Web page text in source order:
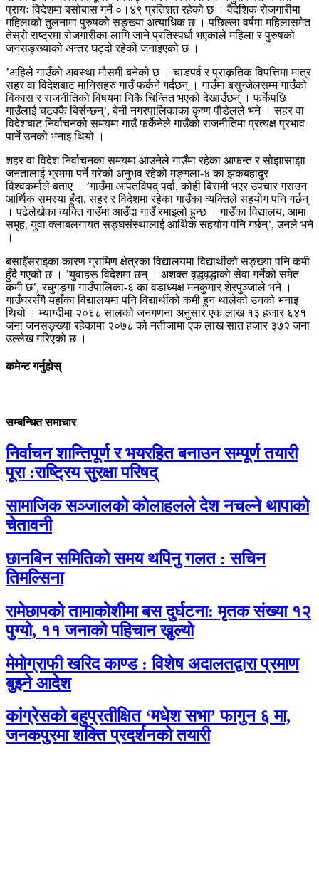
प्रायः विदेशमा बसोबास गर्ने ०।४९ प्रतिशत रहेको छ । वैदेशिक रोजगारीमा
महिलाको तुलनामा पुरुषको सङ्ख्या अत्याधिक छ । पछिल्ला वर्षमा महिलासमेत
तेस्रो राष्ट्रमा रोजगारीका लागि जाने प्रतिस्पर्धा भएकाले महिला र पुरुषको
जनसङ्ख्याको अन्तर घट्दो रहेको जनाइएको छ ।
’अहिले गाउँको अवस्था मौसमी बनेको छ । चाडपर्व र प्राकृतिक विपत्तिमा मात्र
सहर वा विदेशबाट मानिसहरु गाउँ फर्कने गर्दछन् । गाउँमा बसुन्जेलसम्म गाउँको
विकास र राजनीतिको विषयमा निकै चिन्तित भएको देखाउँछन् । फर्केपछि
गाउँलाई चटक्कै बिर्सन्छन्’, बेनी नगरपालिकाका कृष्ण पौडेलले भने । सहर वा
विदेशबाट निर्वाचनको समयमा गाउँ फर्केनेले गाउँको राजनीतिमा प्रत्यक्ष प्रभाव
पार्ने उनको भनाइ थियो ।
शहर वा विदेश निर्वाचनका समयमा आउनेले गाउँमा रहेका आफन्त र सोझासाझा
जनतालाई भ्रममा पर्ने गरेको अनुभव रहेको मङ्गला-४ का झकबहादुर
विश्वकर्माले बताए । ’गाउँमा आपतविपद् पर्दा, कोही बिरामी भएर उपचार गराउन
आर्थिक समस्या हुँदा, सहर र विदेशमा रहेका गाउँका व्यक्तिले सहयोग पनि गर्छन्
। पढेलेखेका व्यक्ति गाउँमा आउँदा गाउँ रमाइलो हुन्छ । गाउँका विद्यालय, आमा
समूह, युवा क्लाबलगायत सङ्घसंस्थालाई आर्थिक सहयोग पनि गर्छन्’, उनले भने
।
बसाइँसराइका कारण ग्रामिण क्षेत्रका विद्यालयमा विद्यार्थीको सङ्ख्या पनि कमी
हुँदै गएको छ । ’युवाहरू विदेशमा छन् । अशक्त वृद्धवृद्धाको सेवा गर्नेको समेत
कमी छ’, रघुगङ्गा गाउँपालिका-६ का वडाध्यक्ष मनकुमार शेरपुञ्जाले भने ।
गाउँघरसँगै यहाँका विद्यालयमा पनि विद्यार्थीको कमी हुन थालेको उनको भनाइ
थियो । म्याग्दीमा २०६८ सालको जनगणना अनुसार एक लाख १३ हजार ६४१
जना जनसङ्ख्या रहेकामा २०७८ को नतीजामा एक लाख सात हजार ३७२ जना
उल्लेख गरिएको छ ।
कमेन्ट गर्नुहोस्
सम्बन्धित समाचार
निर्वाचन शान्तिपूर्ण र भयरहित बनाउन सम्पूर्ण तयारी
पूरा :राष्ट्रिय सुरक्षा परिषद्
सामाजिक सञ्जालको कोलाहलले देश नचल्ने थापाको
चेतावनी
छानबिन समितिको समय थपिनु गलत : सचिन
तिमल्सिना
रामेछापको तामाकोशीमा बस दुर्घटना: मृतक संख्या १२
पुग्यो, ११ जनाको पहिचान खुल्यो
मेमोग्राफी खरिद काण्ड : विशेष अदालतद्वारा प्रमाण
बुझ्ने आदेश
कांग्रेसको बहुप्रतीक्षित ‘मधेश सभा’ फागुन ६ मा,
जनकपुरमा शक्ति प्रदर्शनको तयारी